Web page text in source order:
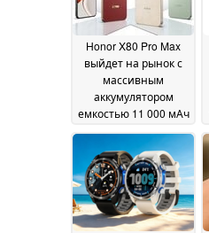
Honor X80 Pro Max
выйдет на рынок с
массивным
аккумулятором
емкостью 11 000 мАч
09 June 2026